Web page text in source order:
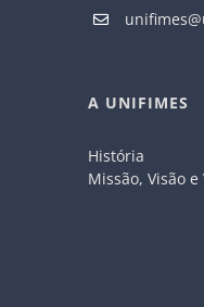
A UNIFIMES
História
Missão, Visão e